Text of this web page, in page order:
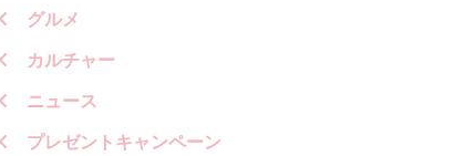
グルメ
カルチャー
ニュース
プレゼントキャンペーン